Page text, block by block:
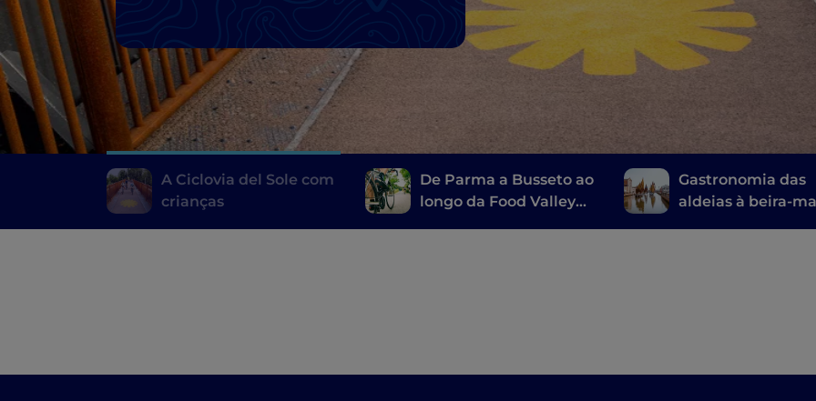
A Ciclovia del Sole com
crianças
De Parma a Busseto ao
longo da Food Valley
Gastronomia das
aldeias à beira-